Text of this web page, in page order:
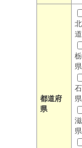
都道府
県
道
県
石
県
県